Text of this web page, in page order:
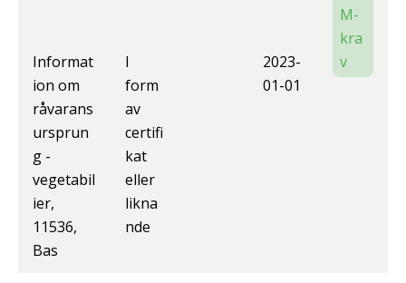
Informat
ion om
råvarans
ursprun
g -
vegetabil
ier,
11536,
Bas
I
form
av
certifi
kat
eller
likna
nde
2023-
01-01
M-
kra
v